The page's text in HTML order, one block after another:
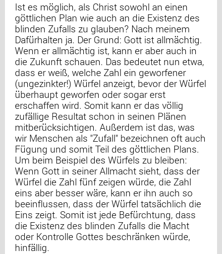
Ist es möglich, als Christ sowohl an einen
göttlichen Plan wie auch an die Existenz des
blinden Zufalls zu glauben? Nach meinem
Dafürhalten ja. Der Grund: Gott ist allmächtig.
Wenn er allmächtig ist, kann er aber auch in
die Zukunft schauen. Das bedeutet nun etwa,
dass er weiß, welche Zahl ein geworfener
(ungezinkter!) Würfel anzeigt, bevor der Würfel
überhaupt geworfen oder sogar erst
erschaffen wird. Somit kann er das völlig
zufällige Resultat schon in seinen Plänen
mitberücksichtigen. Außerdem ist das, was
wir Menschen als "Zufall" bezeichnen oft auch
Fügung und somit Teil des göttlichen Plans.
Um beim Beispiel des Würfels zu bleiben:
Wenn Gott in seiner Allmacht sieht, dass der
Würfel die Zahl fünf zeigen würde, die Zahl
eins aber besser wäre, kann er ihn auch so
beeinflussen, dass der Würfel tatsächlich die
Eins zeigt. Somit ist jede Befürchtung, dass
die Existenz des blinden Zufalls die Macht
oder Kontrolle Gottes beschränken würde,
hinfällig.